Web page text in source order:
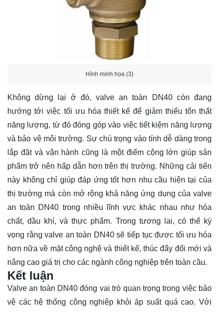
Hình minh họa (3)
Không dừng lại ở đó, valve an toàn DN40 còn đang
hướng tới việc tối ưu hóa thiết kế để giảm thiểu tổn thất
năng lượng, từ đó đóng góp vào việc tiết kiệm năng lượng
và bảo vệ môi trường. Sự chú trọng vào tính dễ dàng trong
lắp đặt và vận hành cũng là một điểm cộng lớn giúp sản
phẩm trở nên hấp dẫn hơn trên thị trường. Những cải tiến
này không chỉ giúp đáp ứng tốt hơn nhu cầu hiện tại của
thị trường mà còn mở rộng khả năng ứng dụng của valve
an toàn DN40 trong nhiều lĩnh vực khác nhau như hóa
chất, dầu khí, và thực phẩm. Trong tương lai, có thể kỳ
vọng rằng valve an toàn DN40 sẽ tiếp tục được tối ưu hóa
hơn nữa về mặt công nghệ và thiết kế, thúc đẩy đổi mới và
nâng cao giá trị cho các ngành công nghiệp trên toàn cầu.
Kết luận
Valve an toàn DN40 đóng vai trò quan trọng trong việc bảo
vệ các hệ thống công nghiệp khỏi áp suất quá cao. Với